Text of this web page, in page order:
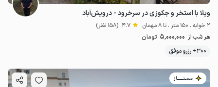
ویلا با استخر و جکوزی در سرخرود - درویش‌آباد
2 خوابه . 150 متر . تا 8 مهمان 4.7 (158 نظر)
هر شب از 5٬000٬000 تومان
300+ رزرو موفق
مـمـتــــــاز